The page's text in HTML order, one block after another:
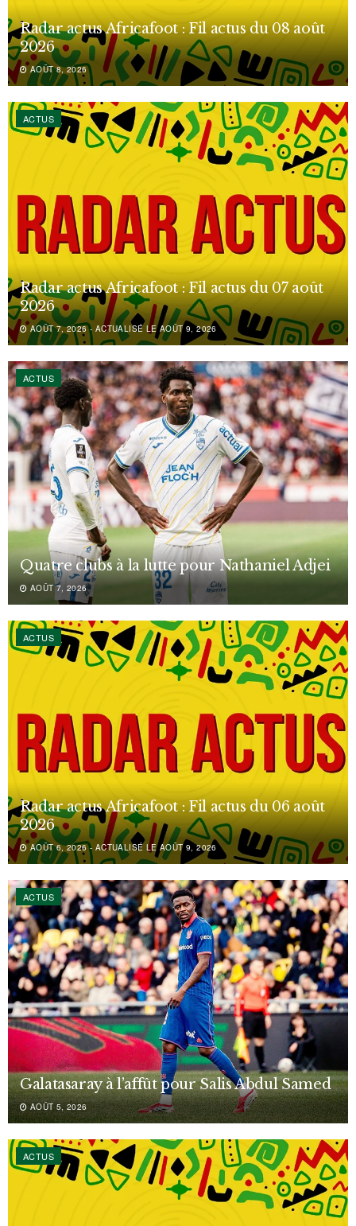
Radar actus Africafoot : Fil actus du 08 août
2026
AOÛT 8, 2026
ACTUS
Radar actus Africafoot : Fil actus du 07 août
2026
AOÛT 7, 2026 - ACTUALISÉ LE AOÛT 9, 2026
ACTUS
Quatre clubs à la lutte pour Nathaniel Adjei
AOÛT 7, 2026
ACTUS
Radar actus Africafoot : Fil actus du 06 août
2026
AOÛT 6, 2026 - ACTUALISÉ LE AOÛT 9, 2026
ACTUS
Galatasaray à l’affût pour Salis Abdul Samed
AOÛT 5, 2026
ACTUS